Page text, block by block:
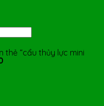
thẻ “cẩu thủy lực mini